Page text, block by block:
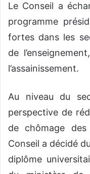
Le Conseil a
programme
fortes dans les
de
l’assainissement.
Au niveau du
perspective de
de chômage
Conseil a décidé
diplôme